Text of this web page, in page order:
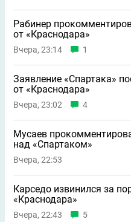
Рабинер
от «Краснодара»
Вчера, 23:14 1
Заявление «Спартака»
от «Краснодара»
Вчера, 23:02 4
Мусаев
над «Спартаком»
Вчера, 22:53
Карседо извинился за
«Краснодара»
Вчера, 22:43 5